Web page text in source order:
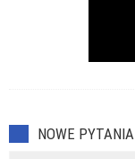
NOWE PYTANIA